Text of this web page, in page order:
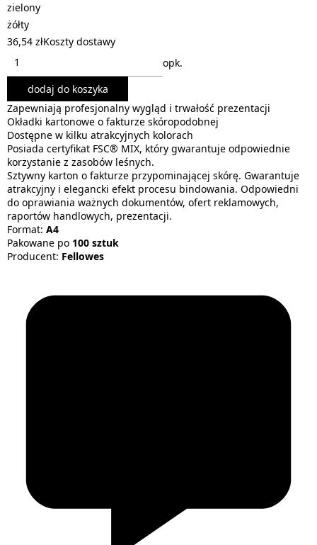
zielony
żółty
36,54 złKoszty dostawy
opk.
dodaj do koszyka
Zapewniają profesjonalny wygląd i trwałość prezentacji
Okładki kartonowe o fakturze skóropodobnej
Dostępne w kilku atrakcyjnych kolorach
Posiada certyfikat FSC® MIX, który gwarantuje odpowiednie
korzystanie z zasobów leśnych.
Sztywny karton o fakturze przypominającej skórę. Gwarantuje
atrakcyjny i elegancki efekt procesu bindowania. Odpowiedni
do oprawiania ważnych dokumentów, ofert reklamowych,
raportów handlowych, prezentacji.
Format: A4
Pakowane po 100 sztuk
Producent: Fellowes